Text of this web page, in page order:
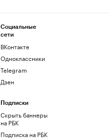
Социальные
сети
ВКонтакте
Одноклассники
Telegram
Дзен
Подписки
Скрыть баннеры
на РБК
Подписка на РБК